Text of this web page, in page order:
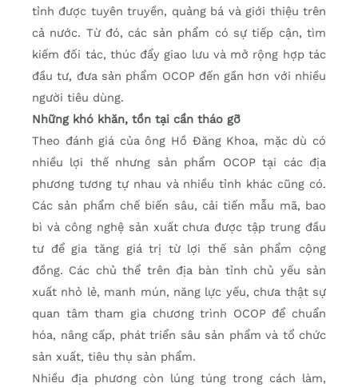
tỉnh được tuyên truyền, quảng bá và giới thiệu trên
cả nước. Từ đó, các sản phẩm có sự tiếp cận, tìm
kiếm đối tác, thúc đẩy giao lưu và mở rộng hợp tác
đầu tư, đưa sản phẩm OCOP đến gần hơn với nhiều
người tiêu dùng.
Những khó khăn, tồn tại cần tháo gỡ
Theo đánh giá của ông Hồ Đăng Khoa, mặc dù có
nhiều lợi thế nhưng sản phẩm OCOP tại các địa
phương tương tự nhau và nhiều tỉnh khác cũng có.
Các sản phẩm chế biến sâu, cải tiến mẫu mã, bao
bì và công nghệ sản xuất chưa được tập trung đầu
tư để gia tăng giá trị từ lợi thế sản phẩm cộng
đồng. Các chủ thể trên địa bàn tỉnh chủ yếu sản
xuất nhỏ lẻ, manh mún, năng lực yếu, chưa thật sự
quan tâm tham gia chương trình OCOP để chuẩn
hóa, nâng cấp, phát triển sâu sản phẩm và tổ chức
sản xuất, tiêu thụ sản phẩm.
Nhiều địa phương còn lúng túng trong cách làm,